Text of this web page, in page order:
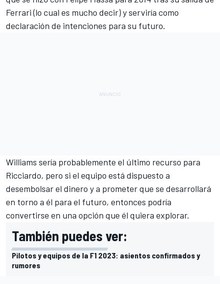
Ferrari (lo cual es mucho decir) y serviría como
declaración de intenciones para su futuro.
Williams sería probablemente el último recurso para
Ricciardo, pero si el equipo está dispuesto a
desembolsar el dinero y a prometer que se desarrollará
en torno a él para el futuro, entonces podría
convertirse en una opción que él quiera explorar.
También puedes ver:
Pilotos y equipos de la F1 2023: asientos confirmados y
rumores